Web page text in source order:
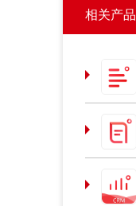
相关产品